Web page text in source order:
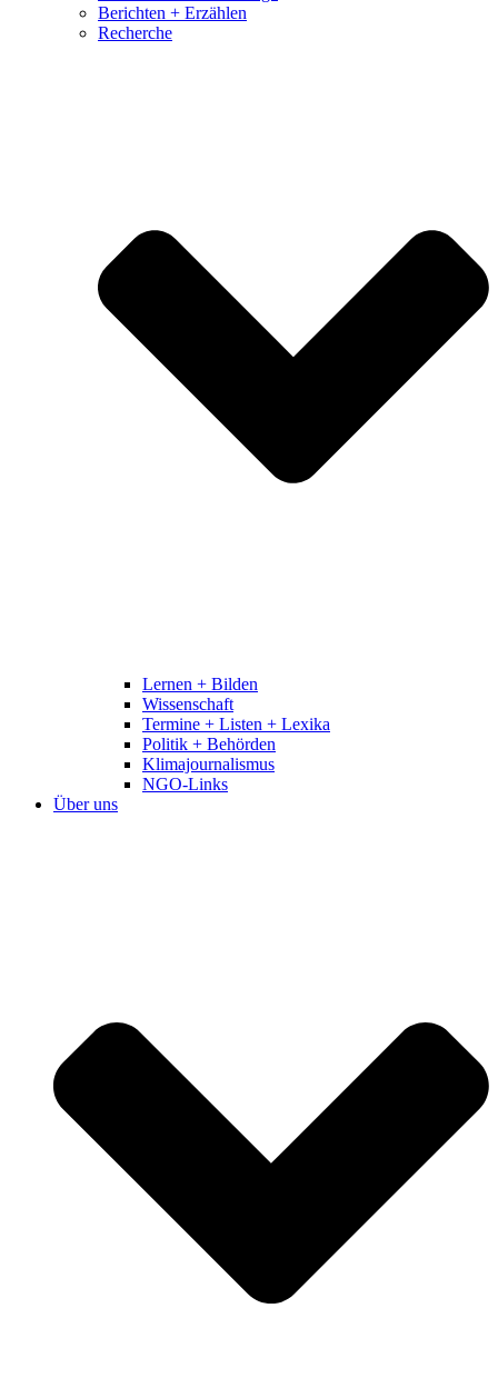
Berichten + Erzählen
Recherche
Lernen + Bilden
Wissenschaft
Termine + Listen + Lexika
Politik + Behörden
Klimajournalismus
NGO-Links
Über uns